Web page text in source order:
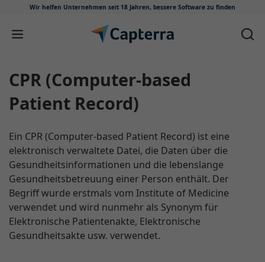
Wir helfen Unternehmen seit 18 Jahren, bessere Software zu finden
Zum Inhalt springen
CPR (Computer-based
Patient Record)
Ein CPR (Computer-based Patient Record) ist eine
elektronisch verwaltete Datei, die Daten über die
Gesundheitsinformationen und die lebenslange
Gesundheitsbetreuung einer Person enthält. Der
Begriff wurde erstmals vom Institute of Medicine
verwendet und wird nunmehr als Synonym für
Elektronische Patientenakte, Elektronische
Gesundheitsakte usw. verwendet.